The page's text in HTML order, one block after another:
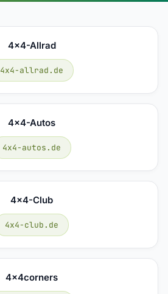
4x4-Allrad
4x4-allrad.de
4x4-Autos
4x4-autos.de
4x4-Club
4x4-club.de
4x4corners